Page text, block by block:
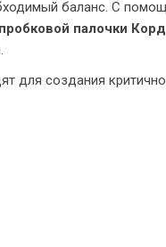
баланс. С
пробковой палочки
для создания